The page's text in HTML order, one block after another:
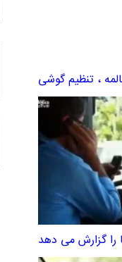
، تنظیم گوشی